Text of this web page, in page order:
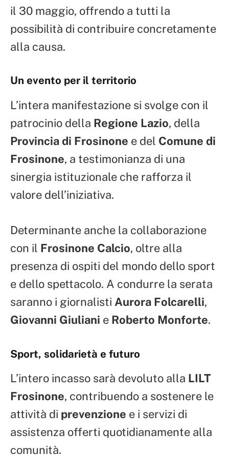
il 30 maggio, offrendo a tutti la
possibilità di contribuire concretamente
alla causa.
Un evento per il territorio
L’intera manifestazione si svolge con il
patrocinio della Regione Lazio, della
Provincia di Frosinone e del Comune di
Frosinone, a testimonianza di una
sinergia istituzionale che rafforza il
valore dell’iniziativa.
Determinante anche la collaborazione
con il Frosinone Calcio, oltre alla
presenza di ospiti del mondo dello sport
e dello spettacolo. A condurre la serata
saranno i giornalisti Aurora Folcarelli,
Giovanni Giuliani e Roberto Monforte.
Sport, solidarietà e futuro
L’intero incasso sarà devoluto alla LILT
Frosinone, contribuendo a sostenere le
attività di prevenzione e i servizi di
assistenza offerti quotidianamente alla
comunità.